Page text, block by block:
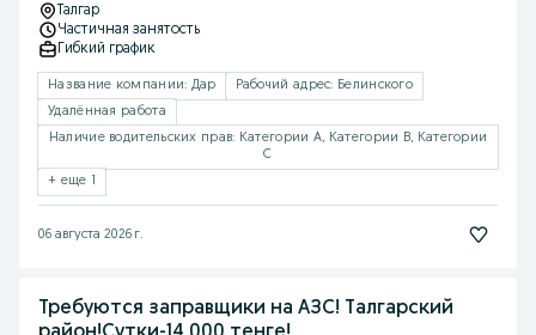
Талгар
Частичная занятость
Гибкий график
Название компании: Дар
Рабочий адрес: Белинского
Удалённая работа
Наличие водительских прав: Категории A, Категории B, Категории
C
+ еще 1
06 августа 2026 г.
Требуются заправщики на АЗС! Талгарский